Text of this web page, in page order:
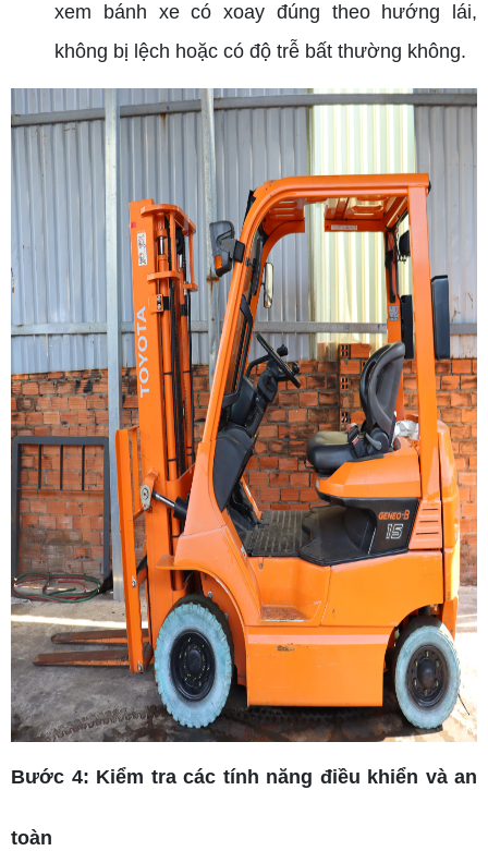
xem bánh xe có xoay đúng theo hướng lái,
không bị lệch hoặc có độ trễ bất thường không.
Bước 4: Kiểm tra các tính năng điều khiển và an
toàn